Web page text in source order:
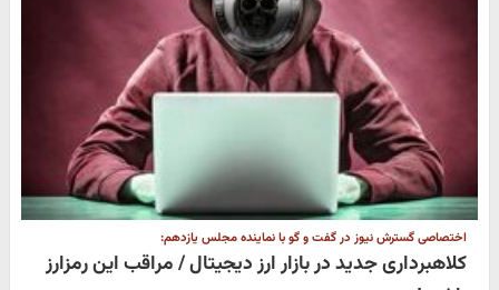
اختصاصی گسترش نیوز در گفت و گو با نماینده مجلس یازدهم:
کلاهبرداری جدید در بازار ارز دیجیتال / مراقب این رمزارز